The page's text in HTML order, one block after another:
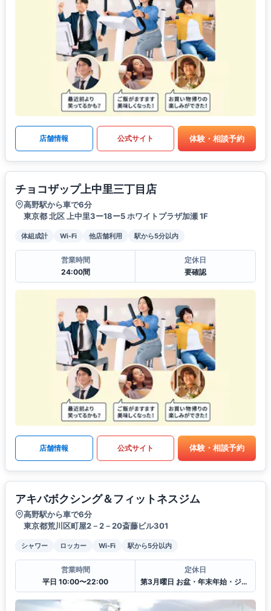
店舗情報 公式サイト 体験・相談予約
チョコザップ上中里三丁目店
高野駅から車で6分
東京都 北区 上中里3ー18ー5 ホワイトプラザ加瀬 1F
体組成計 Wi-Fi 他店舗利用 駅から5分以内
営業時間
24:00間
定休日
要確認
店舗情報 公式サイト 体験・相談予約
アキバボクシング＆フィットネスジム
高野駅から車で6分
東京都荒川区町屋2－2－20斎藤ビル301
シャワー ロッカー Wi-Fi 駅から5分以内
営業時間
平日 10:00〜22:00
定休日
第3月曜日 お盆・年末年始・ジムの行事や試合等